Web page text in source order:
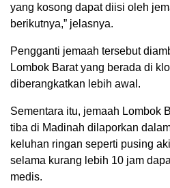
yang kosong dapat diisi oleh
berikutnya,” jelasnya.
Pengganti jemaah tersebut
Lombok Barat yang berada di
diberangkatkan lebih awal.
Sementara itu, jemaah Lombok
tiba di Madinah dilaporkan
keluhan ringan seperti pusing
selama kurang lebih 10 jam
medis.